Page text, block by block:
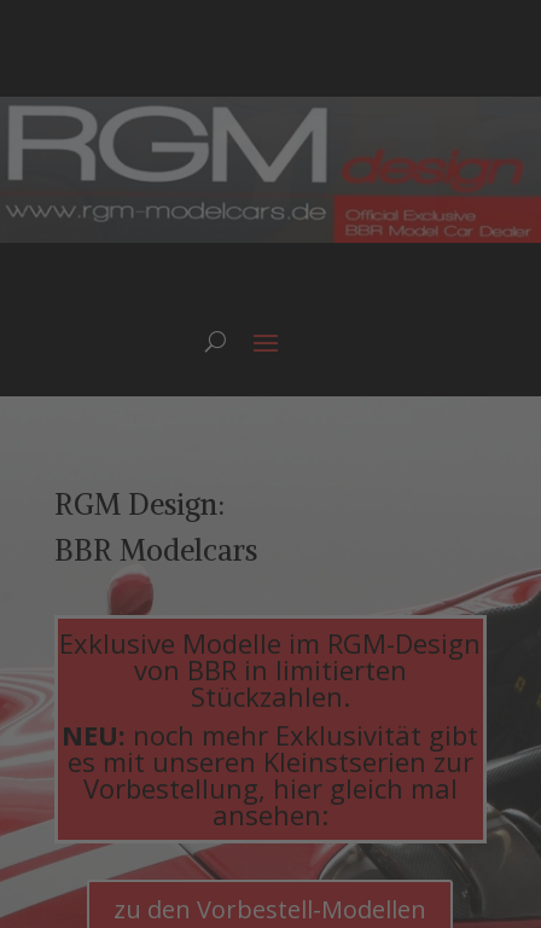
RGM Design:
BBR Modelcars
Exklusive Modelle im RGM-Design
von BBR in limitierten
Stückzahlen.
NEU: noch mehr Exklusivität gibt
es mit unseren Kleinstserien zur
Vorbestellung, hier gleich mal
ansehen:
zu den Vorbestell-Modellen